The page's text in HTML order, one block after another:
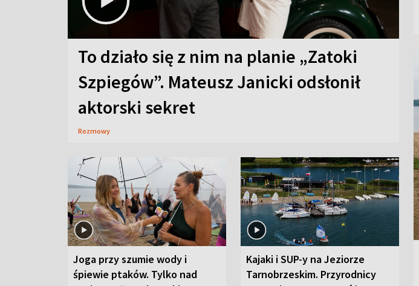
To działo się z nim na planie „Zatoki
Szpiegów”. Mateusz Janicki odsłonił
aktorski sekret
Rozmowy
Joga przy szumie wody i
śpiewie ptaków. Tylko nad
Kajaki i SUP-y na Jeziorze
Tarnobrzeskim. Przyrodnicy